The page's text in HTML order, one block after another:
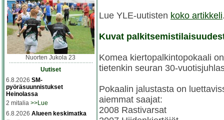
Nuorten Jukola 23
Uutiset
6.8.2026 SM-
pyöräsuunnistukset
Heinolassa
2 mitalia >>Lue
6.8.2026 Alueen keskimatka
Lue YLE-uutisten koko artikkeli
Kuvat
Komea kiertopalkintopokaali
tietenkin seuran 30-
Pokaalin jalustasta on
aiemmat saajat:
2008 Rastivarsat